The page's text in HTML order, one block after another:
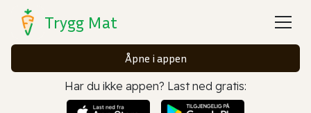
Trygg Mat
Åpne i appen
Har du ikke appen? Last ned gratis: